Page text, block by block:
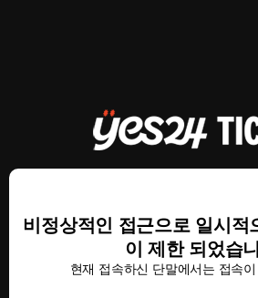
비정상적인 접근으로 일시적
이 제한 되었습
현재 접속하신 단말에서는 접속